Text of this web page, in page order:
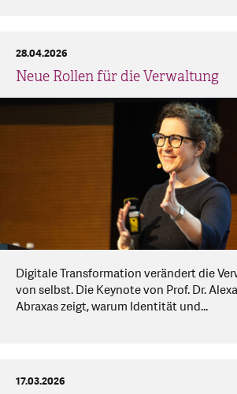
Neue Rollen für die Verwaltung
28.04.2026
Digitale Transformation verändert die
von selbst. Die Keynote von Prof. Dr.
Abraxas zeigt, warum Identität und...
17.03.2026